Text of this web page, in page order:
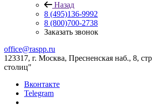
Назад
8 (495)136-9992
8 (800)700-2738
Заказать звонок
office@raspp.ru
123317, г. Москва, Пресненская наб., 8,
столиц"
Вконтакте
Telegram